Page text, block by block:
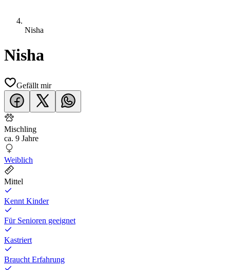
Nisha
Nisha
Gefällt mir
Mischling
ca. 9 Jahre
Weiblich
Mittel
Kennt Kinder
Für Senioren geeignet
Kastriert
Braucht Erfahrung